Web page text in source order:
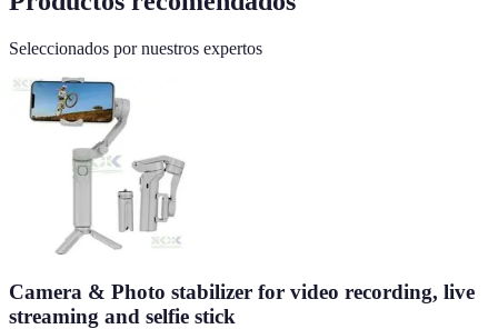
Seleccionados por nuestros expertos
Camera & Photo stabilizer for video recording, live
streaming and selfie stick